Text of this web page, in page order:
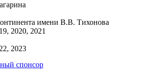
имени В.В. Тихонова
2020, 2021
2023
спонсор